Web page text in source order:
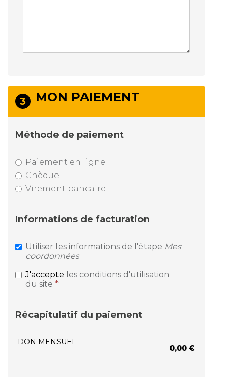
3 MON PAIEMENT
Méthode de paiement
Paiement en ligne
Chèque
Virement bancaire
Informations de facturation
Utiliser les informations de l'étape Mes
coordonnées
J'accepte les conditions d'utilisation
du site *
Récapitulatif du paiement
DON MENSUEL
0,00 €